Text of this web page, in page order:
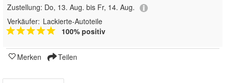
Zustellung: Do, 13. Aug. bis Fr, 14. Aug.
Verkäufer: Lackierte-Autoteile
100% positiv
Merken Teilen